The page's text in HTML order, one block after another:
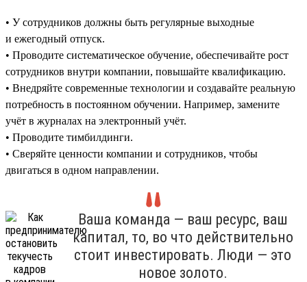
• У сотрудников должны быть регулярные выходные
и ежегодный отпуск.
• Проводите систематическое обучение, обеспечивайте рост
сотрудников внутри компании, повышайте квалификацию.
• Внедряйте современные технологии и создавайте реальную
потребность в постоянном обучении. Например, замените
учёт в журналах на электронный учёт.
• Проводите тимбилдинги.
• Сверяйте ценности компании и сотрудников, чтобы
двигаться в одном направлении.
Ваша команда — ваш ресурс, ваш
капитал, то, во что действительно
стоит инвестировать. Люди — это
новое золото.